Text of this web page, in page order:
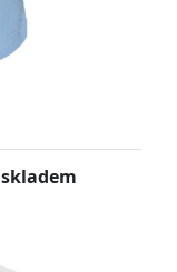
skladem